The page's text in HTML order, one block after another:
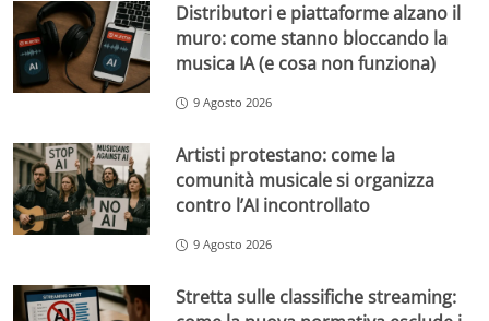
Distributori e piattaforme alzano il
muro: come stanno bloccando la
musica IA (e cosa non funziona)
9 Agosto 2026
Artisti protestano: come la
comunità musicale si organizza
contro l’AI incontrollato
9 Agosto 2026
Stretta sulle classifiche streaming: